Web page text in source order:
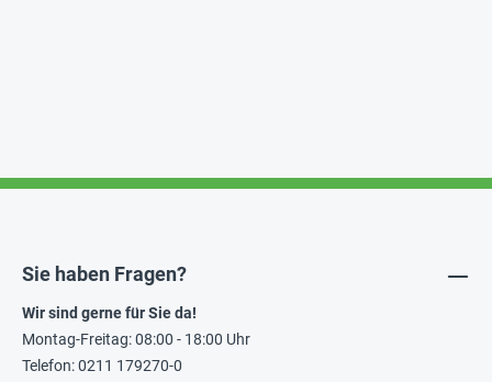
Sie haben Fragen?
Wir sind gerne für Sie da!
Montag-Freitag: 08:00 - 18:00 Uhr
Telefon: 0211 179270-0